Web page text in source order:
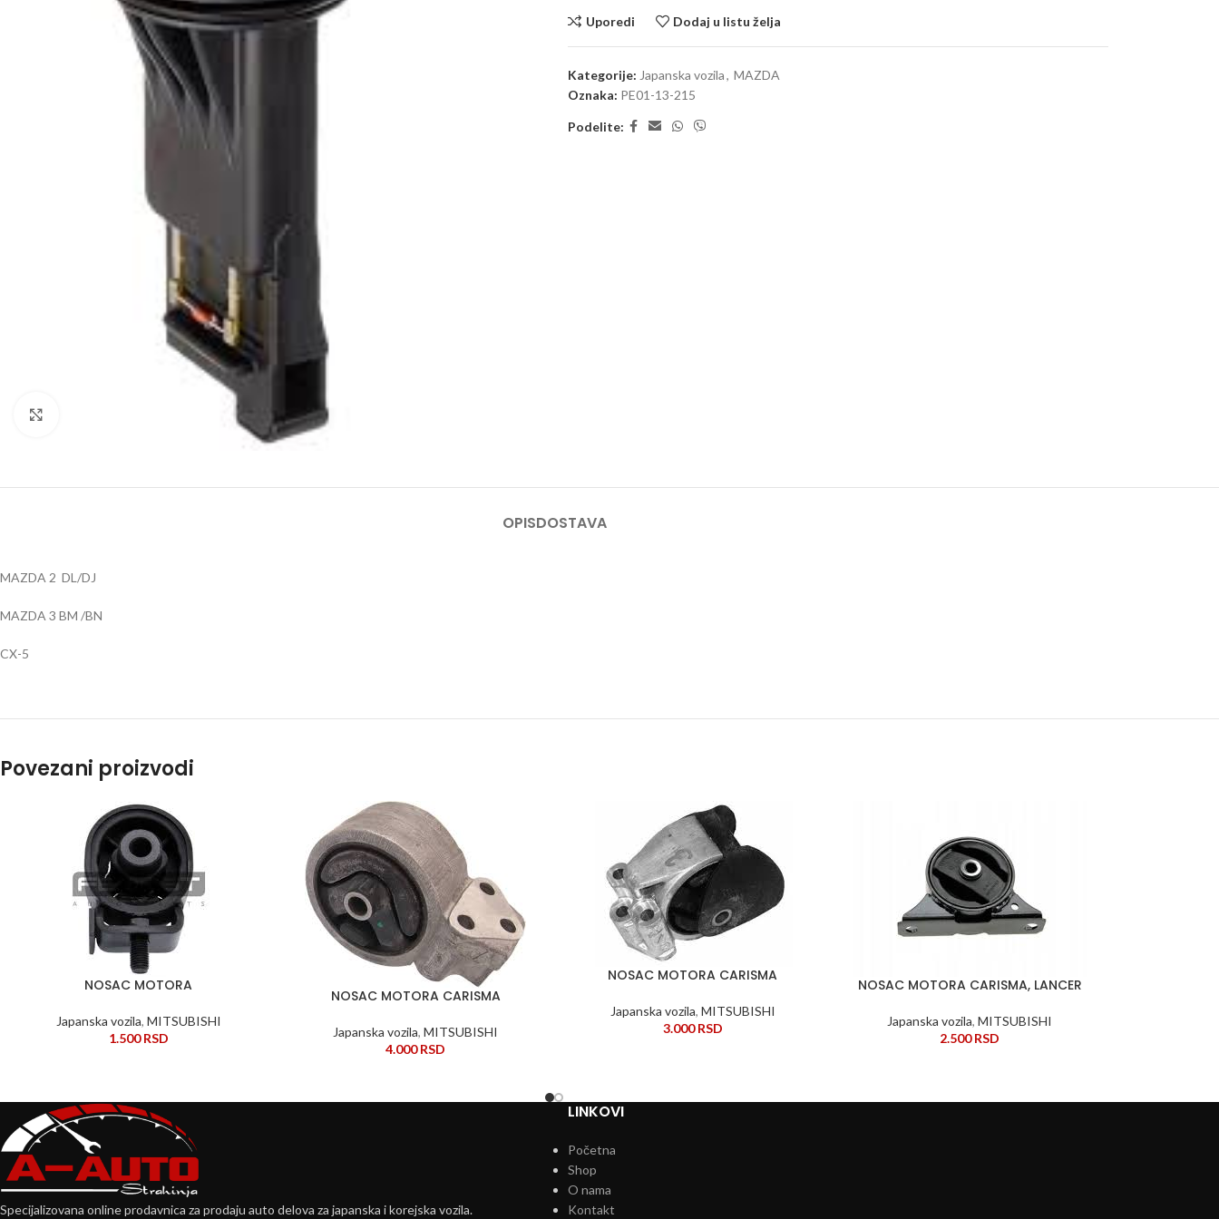
Uporedi Dodaj u listu želja
Kategorije: Japanska vozila, MAZDA
Oznaka: PE01-13-215
Podelite:
OPISDOSTAVA
MAZDA 2 DL/DJ
MAZDA 3 BM /BN
CX-5
Povezani proizvodi
DODAJ U KORPUNOSAC MOTORA
Japanska vozila, MITSUBISHI
1.500RSD
DODAJ U KORPU
NOSAC MOTORA CARISMA
Japanska vozila,MITSUBISHI
4.000RSD
DODAJ U KORPU
NOSAC MOTORA CARISMA
Japanska vozila, MITSUBISHI
3.000RSD
DODAJ U KORPU
NOSAC MOTORA CARISMA, LANCER
Japanska vozila,MITSUBISHI
2.500RSD
Specijalizovana online prodavnica za prodaju auto delova za japanska i korejska vozila.
LINKOVI
Početna
Shop
O nama
Kontakt